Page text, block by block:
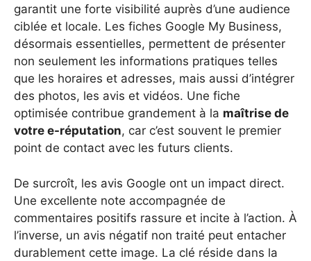
garantit une forte visibilité auprès d’une audience
ciblée et locale. Les fiches Google My Business,
désormais essentielles, permettent de présenter
non seulement les informations pratiques telles
que les horaires et adresses, mais aussi d’intégrer
des photos, les avis et vidéos. Une fiche
optimisée contribue grandement à la maîtrise de
votre e-réputation, car c’est souvent le premier
point de contact avec les futurs clients.
De surcroît, les avis Google ont un impact direct.
Une excellente note accompagnée de
commentaires positifs rassure et incite à l’action. À
l’inverse, un avis négatif non traité peut entacher
durablement cette image. La clé réside dans la